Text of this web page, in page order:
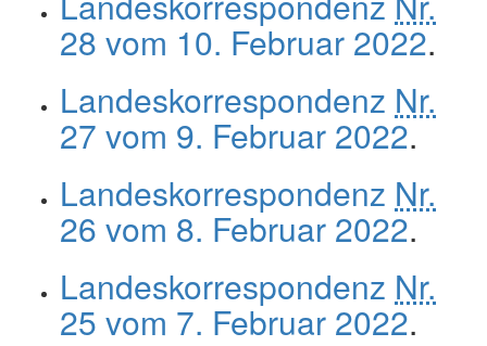
28 vom 10. Februar 2022.
Landeskorrespondenz Nr.
27 vom 9. Februar 2022.
Landeskorrespondenz Nr.
26 vom 8. Februar 2022.
Landeskorrespondenz Nr.
25 vom 7. Februar 2022.